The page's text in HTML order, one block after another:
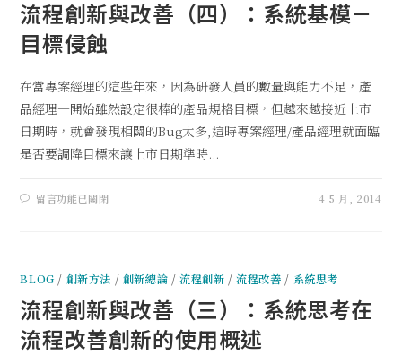
流程創新與改善（四）：系統基模－
目標侵蝕
在當專案經理的這些年來，因為研發人員的數量與能力不足，產
品經理一開始雖然設定很棒的產品規格目標，但越來越接近上市
日期時，就會發現相關的Bug太多,這時專案經理/產品經理就面臨
是否要調降目標來讓上市日期準時...
留言功能已關閉 4 5 月, 2014
BLOG / 創新方法 / 創新總論 /流程創新 /流程改善 / 系統思考
流程創新與改善（三）：系統思考在
流程改善創新的使用概述